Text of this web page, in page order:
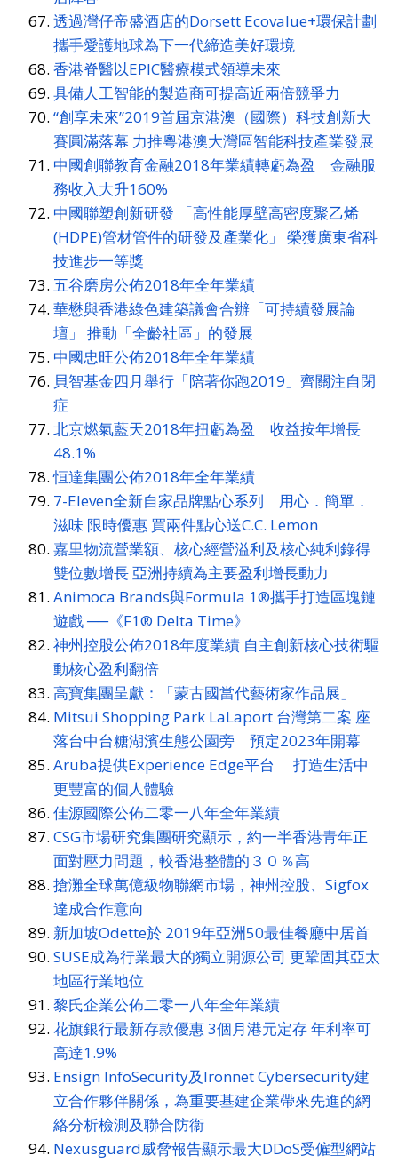
透過灣仔帝盛酒店的Dorsett Ecovalue+環保計劃
攜手愛護地球為下一代締造美好環境
香港脊醫以EPIC醫療模式領導未來
具備人工智能的製造商可提高近兩倍競爭力
“創享未來”2019首屆京港澳（國際）科技創新大
賽圓滿落幕 力推粵港澳大灣區智能科技產業發展
中國創聯教育金融2018年業績轉虧為盈 金融服
務收入大升160%
中國聯塑創新研發 「高性能厚壁高密度聚乙烯
(HDPE)管材管件的研發及產業化」 榮獲廣東省科
技進步一等獎
五谷磨房公佈2018年全年業績
華懋與香港綠色建築議會合辦「可持續發展論
壇」 推動「全齡社區」的發展
中國忠旺公佈2018年全年業績
貝智基金四月舉行「陪著你跑2019」齊關注自閉
症
北京燃氣藍天2018年扭虧為盈 收益按年增長
48.1%
恒達集團公佈2018年全年業績
7-Eleven全新自家品牌點心系列 用心．簡單．
滋味 限時優惠 買兩件點心送C.C. Lemon
嘉里物流營業額、核心經營溢利及核心純利錄得
雙位數增長 亞洲持續為主要盈利增長動力
Animoca Brands與Formula 1®攜手打造區塊鏈
遊戲 ──《F1® Delta Time》
神州控股公佈2018年度業績 自主創新核心技術驅
動核心盈利翻倍
高寶集團呈獻：「蒙古國當代藝術家作品展」
Mitsui Shopping Park LaLaport 台灣第二案 座
落台中台糖湖濱生態公園旁 預定2023年開幕
Aruba提供Experience Edge平台 打造生活中
更豐富的個人體驗
佳源國際公佈二零一八年全年業績
CSG市場研究集團研究顯示，約一半香港青年正
面對壓力問題，較香港整體的３０％高
搶灘全球萬億級物聯網市場，神州控股、Sigfox
達成合作意向
新加坡Odette於 2019年亞洲50最佳餐廳中居首
SUSE成為行業最大的獨立開源公司 更鞏固其亞太
地區行業地位
黎氏企業公佈二零一八年全年業績
花旗銀行最新存款優惠 3個月港元定存 年利率可
高達1.9%
Ensign InfoSecurity及Ironnet Cybersecurity建
立合作夥伴關係，為重要基建企業帶來先進的網
絡分析檢測及聯合防衞
Nexusguard威脅報告顯示最大DDoS受僱型網站